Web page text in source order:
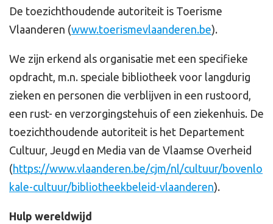
De toezichthoudende autoriteit is Toerisme
Vlaanderen (www.toerismevlaanderen.be).
We zijn erkend als organisatie met een specifieke
opdracht, m.n. speciale bibliotheek voor langdurig
zieken en personen die verblijven in een rustoord,
een rust- en verzorgingstehuis of een ziekenhuis. De
toezichthoudende autoriteit is het Departement
Cultuur, Jeugd en Media van de Vlaamse Overheid
(https://www.vlaanderen.be/cjm/nl/cultuur/bovenlo
kale-cultuur/bibliotheekbeleid-vlaanderen).
Hulp wereldwijd